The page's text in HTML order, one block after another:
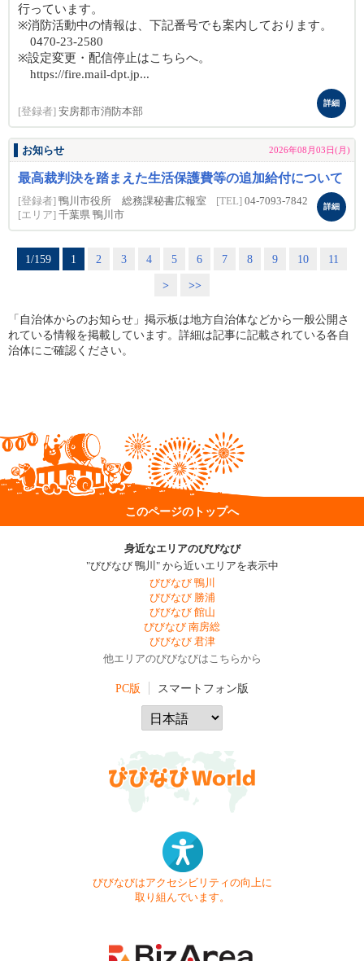
行っています。
※消防活動中の情報は、下記番号でも案内しております。
0470-23-2580
※設定変更・配信停止はこちらへ。
https://fire.mail-dpt.jp...
[登録者] 安房郡市消防本部
詳細
お知らせ 2026年08月03日(月)
最高裁判決を踏まえた生活保護費等の追加給付について
[登録者] 鴨川市役所 総務課秘書広報室 [TEL] 04-7093-7842
[エリア] 千葉県 鴨川市
詳細
1/159 1 2 3 4 5 6 7 8 9 10
11
>
>>
「自治体からのお知らせ」掲示板は地方自治体などから一般公開さ
れている情報を掲載しています。詳細は記事に記載されている各自
治体にご確認ください。
このページのトップへ
身近なエリアのびびなび
"びびなび 鴨川" から近いエリアを表示中
びびなび 鴨川
びびなび 勝浦
びびなび 館山
びびなび 南房総
びびなび 君津
他エリアのびびなびはこちらから
PC版 スマートフォン版
びびなびはアクセシビリティの向上に
取り組んでいます。